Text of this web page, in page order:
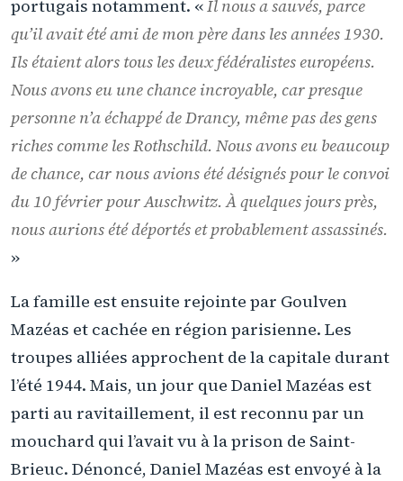
portugais notamment. «Il nous a sauvés, parce
qu’il avait été ami de mon père dans les années 1930.
Ils étaient alors tous les deux fédéralistes européens.
Nous avons eu une chance incroyable, car presque
personne n’a échappé de Drancy, même pas des gens
riches comme les Rothschild. Nous avons eu beaucoup
de chance, car nous avions été désignés pour le convoi
du 10 février pour Auschwitz. À quelques jours près,
nous aurions été déportés et probablement assassinés.
»
La famille est ensuite rejointe par Goulven
Mazéas et cachée en région parisienne. Les
troupes alliées approchent de la capitale durant
l’été 1944. Mais, un jour que Daniel Mazéas est
parti au ravitaillement, il est reconnu par un
mouchard qui l’avait vu à la prison de Saint-
Brieuc. Dénoncé, Daniel Mazéas est envoyé à la